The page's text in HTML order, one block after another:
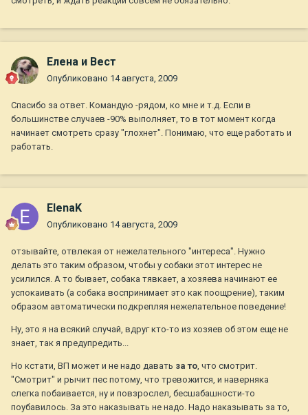
Елена и Вест
Опубликовано 14 августа, 2009
Спасибо за ответ. Командую -рядом, ко мне и т.д. Если в
большинстве случаев -90% выполняет, то в тот момент когда
начинает смотреть сразу "глохнет". Понимаю, что еще работать и
работать.
ElenaK
Опубликовано 14 августа, 2009
отзывайте, отвлекая от нежелательного "интереса". Нужно
делать это таким образом, чтобы у собаки этот интерес не
усилился. А то бывает, собака тявкает, а хозяева начинают ее
успокаивать (а собака воспринимает это как поощрение), таким
образом автоматически подкрепляя нежелательное поведение!
Ну, это я на всякий случай, вдруг кто-то из хозяев об этом еще не
знает, так я предупредить...
Но кстати, ВП может и не надо давать за то, что смотрит.
"Смотрит" и рычит пес потому, что тревожится, и наверняка
слегка побаивается, ну и повзрослел, бесшабашности-то
поубавилось. За это наказывать не надо. Надо наказывать за то,